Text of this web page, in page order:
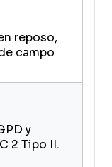
reposo,
campo
y
2 Tipo II.